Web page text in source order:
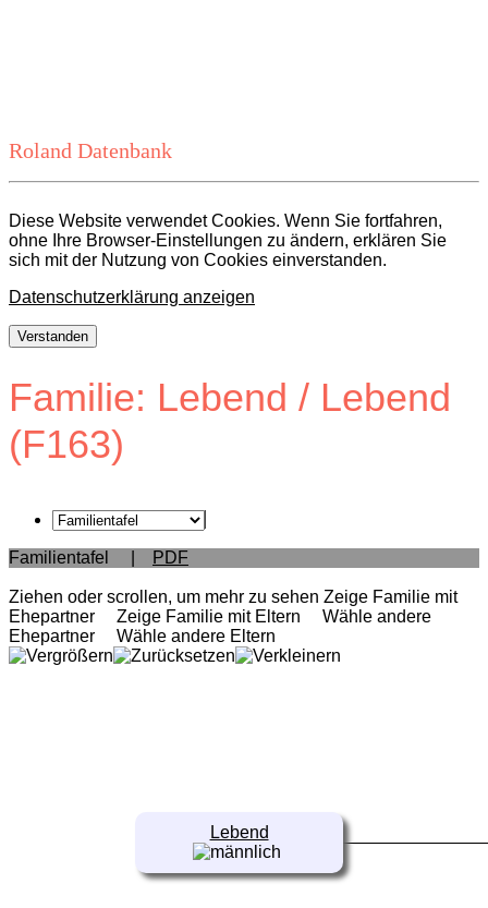
Roland Datenbank
Diese Website verwendet Cookies. Wenn Sie fortfahren,
ohne Ihre Browser-Einstellungen zu ändern, erklären Sie
sich mit der Nutzung von Cookies einverstanden.
Datenschutzerklärung anzeigen
Verstanden
Familie: Lebend / Lebend
(F163)
Familientafel PDF
Ziehen oder scrollen, um mehr zu sehen Zeige Familie mit
Ehepartner
Zeige Familie mit Eltern
Wähle andere
Ehepartner
Wähle andere Eltern
Lebend